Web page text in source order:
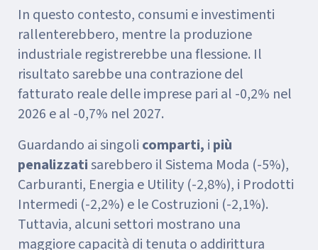
In questo contesto, consumi e investimenti
rallenterebbero, mentre la produzione
industriale registrerebbe una flessione. Il
risultato sarebbe una contrazione del
fatturato reale delle imprese pari al -0,2% nel
2026 e al -0,7% nel 2027.
Guardando ai singoli comparti, i più
penalizzatisarebbero il Sistema Moda (-5%),
Carburanti, Energia e Utility (-2,8%), i Prodotti
Intermedi (-2,2%) e le Costruzioni (-2,1%).
Tuttavia, alcuni settori mostrano una
maggiore capacità di tenuta o addirittura